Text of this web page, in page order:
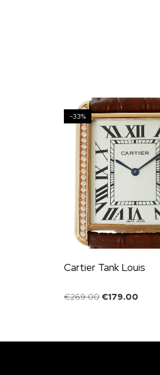
-33%
Cartier Tank Louis
€269.00 €179.00